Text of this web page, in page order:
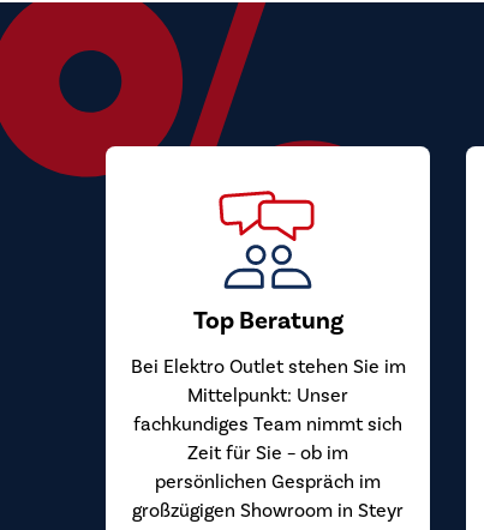
Top Beratung
Bei Elektro Outlet stehen Sie im
Mittelpunkt: Unser
fachkundiges Team nimmt sich
Zeit für Sie – ob im
persönlichen Gespräch im
großzügigen Showroom in Steyr